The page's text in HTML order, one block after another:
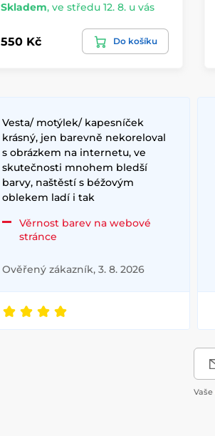
Skladem, ve středu 12. 8. u vás
550 Kč Do košíku
Vesta/ motýlek/ kapesníček
krásný, jen barevně nekoreloval
s obrázkem na internetu, ve
skutečnosti mnohem bledší
barvy, naštěstí s béžovým
oblekem ladí i tak
Věrnost barev na webové
stránce
Ověřený zákazník, 3. 8. 2026
Vaše